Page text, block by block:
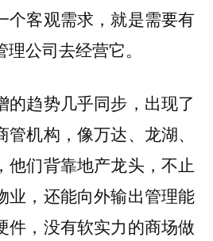
个客观需求，就是需要有
公司去经营它。
的趋势几乎同步，出现了
机构，像万达、龙湖、
他们背靠地产龙头，不止
业，还能向外输出管理能
件，没有软实力的商场做